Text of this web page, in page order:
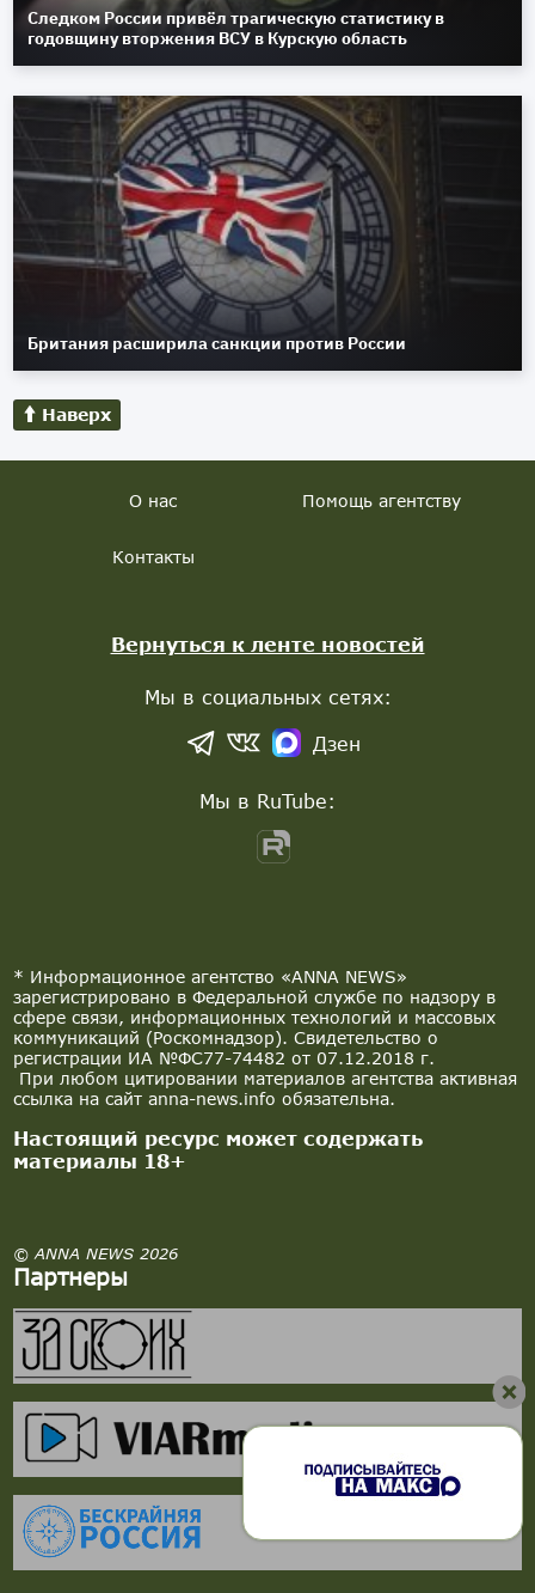
Следком России привёл трагическую статистику в
годовщину вторжения ВСУ в Курскую область
Британия расширила санкции против России
Наверх
* Информационное агентство «ANNA NEWS»
зарегистрировано в Федеральной службе по надзору в
сфере связи, информационных технологий и массовых
коммуникаций (Роскомнадзор). Свидетельство о
регистрации ИА №ФС77-74482 от 07.12.2018 г.
При любом цитировании материалов агентства активная
ссылка на сайт anna-news.info обязательна.
Настоящий ресурс может содержать
материалы 18+
© ANNA NEWS 2026
Партнеры
О нас Помощь агентству
Контакты
Вернуться к ленте новостей
Мы в социальных сетях:
Дзен
Мы в RuTube: